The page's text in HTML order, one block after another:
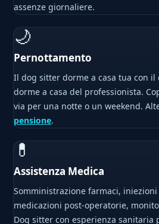
assenze giornaliere.
🌙
Pernottamento
Il dog sitter dorme a casa tua con il
dorme a casa del professionista.
via per una notte o un weekend.
pensione.
💊
Assistenza Medica
Somministrazione farmaci,
medicazioni post-operatorie,
Dog sitter con esperienza sanitaria